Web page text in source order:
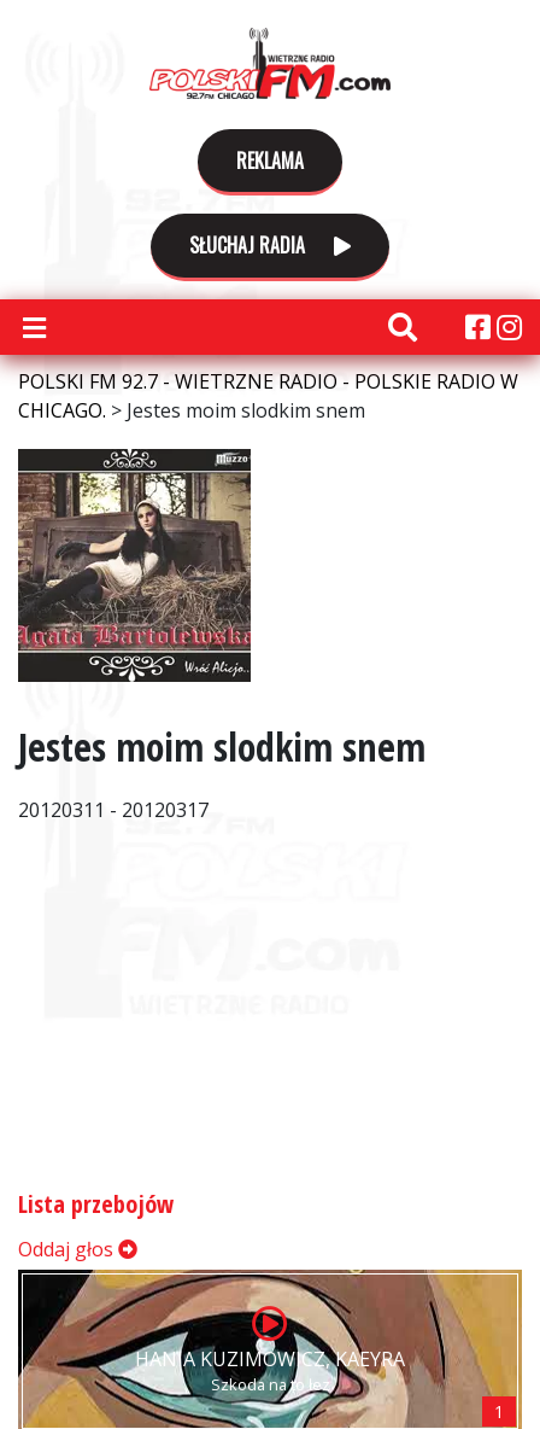
REKLAMA
SŁUCHAJ RADIA
POLSKI FM 92.7 - WIETRZNE RADIO - POLSKIE RADIO W
CHICAGO. > Jestes moim slodkim snem
Jestes moim slodkim snem
20120311 - 20120317
Lista przebojów
Oddaj głos
HANIA KUZIMOWICZ, KAEYRA
Szkoda na to łez
1